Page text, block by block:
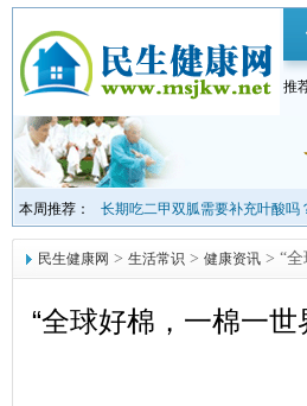
推
本周推荐： 长期吃二甲双胍需要补充叶酸吗
民生健康网 > 生活常识 > 健康资讯 > “
“全球好棉，一棉一